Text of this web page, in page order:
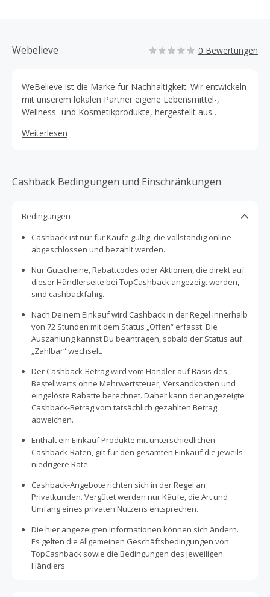
Webelieve 0 Bewertungen
WeBelieve ist die Marke für Nachhaltigkeit. Wir entwickeln
mit unserem lokalen Partner eigene Lebensmittel-,
Wellness- und Kosmetikprodukte, hergestellt aus
Lifestyle Produkte für dein Wellbeing und deine Balance -
hast, haben wir ein Öl in der richtigen Konzentration für
dich. Wir führen auch ein CBD Schlaföl - gegen
selbstverständlich 100% natürlich und biologisch
unserer Hanftee-Kreationen, und ein Hanfsamenöl. All
diese Produkte sind mit unserem regionalen Hanfbauern
entwickelt und produziert worden.
Weiterlesen
Cashback Bedingungen und Einschränkungen
Bedingungen
Cashback ist nur für Käufe gültig, die vollständig online
abgeschlossen und bezahlt werden.
Nur Gutscheine, Rabattcodes oder Aktionen, die direkt auf
dieser Händlerseite bei TopCashback angezeigt werden,
sind cashbackfähig.
Nach Deinem Einkauf wird Cashback in der Regel innerhalb
von 72 Stunden mit dem Status „Offen“ erfasst. Die
Auszahlung kannst Du beantragen, sobald der Status auf
„Zahlbar“ wechselt.
Der Cashback-Betrag wird vom Händler auf Basis des
Bestellwerts ohne Mehrwertsteuer, Versandkosten und
eingelöste Rabatte berechnet. Daher kann der angezeigte
Cashback-Betrag vom tatsächlich gezahlten Betrag
abweichen.
Enthält ein Einkauf Produkte mit unterschiedlichen
Cashback-Raten, gilt für den gesamten Einkauf die jeweils
niedrigere Rate.
Cashback-Angebote richten sich in der Regel an
Privatkunden. Vergütet werden nur Käufe, die Art und
Umfang eines privaten Nutzens entsprechen.
Die hier angezeigten Informationen können sich ändern.
Es gelten die Allgemeinen Geschäftsbedingungen von
TopCashback sowie die Bedingungen des jeweiligen
Händlers.